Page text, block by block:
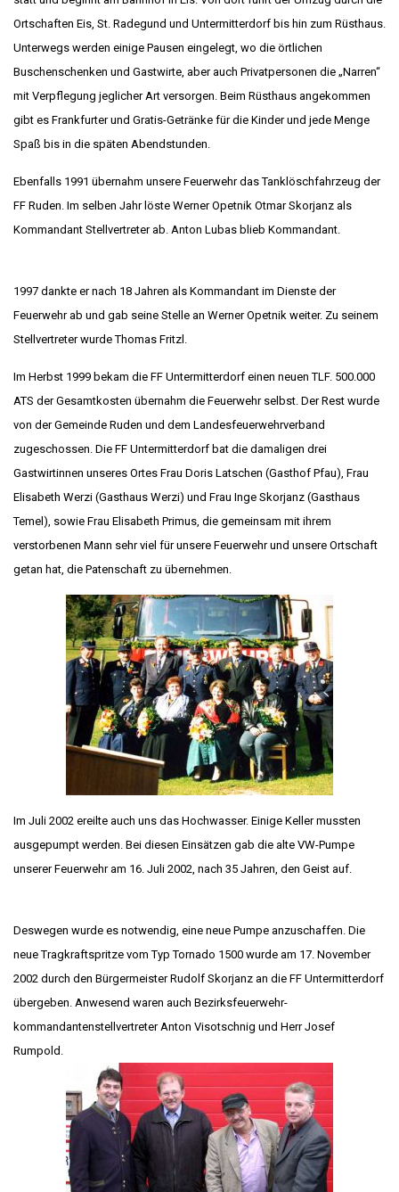
Ortschaften Eis, St. Radegund und Untermitterdorf bis hin zum Rüsthaus.
Unterwegs werden einige Pausen eingelegt, wo die örtlichen
Buschenschenken und Gastwirte, aber auch Privatpersonen die „Narren“
mit Verpflegung jeglicher Art versorgen. Beim Rüsthaus angekommen
gibt es Frankfurter und Gratis-Getränke für die Kinder und jede Menge
Spaß bis in die späten Abendstunden.
Ebenfalls 1991 übernahm unsere Feuerwehr das Tanklöschfahrzeug der
FF Ruden. Im selben Jahr löste Werner Opetnik Otmar Skorjanz als
Kommandant Stellvertreter ab. Anton Lubas blieb Kommandant.
1997 dankte er nach 18 Jahren als Kommandant im Dienste der
Feuerwehr ab und gab seine Stelle an Werner Opetnik weiter. Zu seinem
Stellvertreter wurde Thomas Fritzl.
Im Herbst 1999 bekam die FF Untermitterdorf einen neuen TLF. 500.000
ATS der Gesamtkosten übernahm die Feuerwehr selbst. Der Rest wurde
von der Gemeinde Ruden und dem Landesfeuerwehrverband
zugeschossen. Die FF Untermitterdorf bat die damaligen drei
Gastwirtinnen unseres Ortes Frau Doris Latschen (Gasthof Pfau), Frau
Elisabeth Werzi (Gasthaus Werzi) und Frau Inge Skorjanz (Gasthaus
Temel), sowie Frau Elisabeth Primus, die gemeinsam mit ihrem
verstorbenen Mann sehr viel für unsere Feuerwehr und unsere Ortschaft
getan hat, die Patenschaft zu übernehmen.
Im Juli 2002 ereilte auch uns das Hochwasser. Einige Keller mussten
ausgepumpt werden. Bei diesen Einsätzen gab die alte VW-Pumpe
unserer Feuerwehr am 16. Juli 2002, nach 35 Jahren, den Geist auf.
Deswegen wurde es notwendig, eine neue Pumpe anzuschaffen. Die
neue Tragkraftspritze vom Typ Tornado 1500 wurde am 17. November
2002 durch den Bürgermeister Rudolf Skorjanz an die FF Untermitterdorf
übergeben. Anwesend waren auch Bezirksfeuerwehr-
kommandantenstellvertreter Anton Visotschnig und Herr Josef
Rumpold.